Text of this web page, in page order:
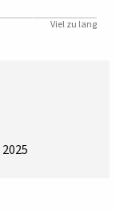
Viel zu lang